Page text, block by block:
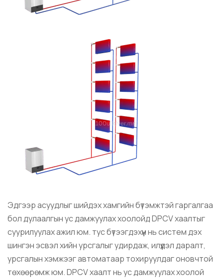
Эдгээр асуудлыг шийдэх хамгийн бүтэмжтэй гаргалгаа
бол дулаалгын ус дамжуулах хоолойд DPCV хаалтыг
суурилуулах ажил юм. тус бүтээгдэхүүн нь систем дэх
шингэн эсвэл хийн урсгалыг удирдаж, илүүдэл даралт,
урсгалын хэмжээг автоматаар тохируулдаг оновчтой
төхөөрөмж юм. DPCV хаалт нь ус дамжуулах хоолой